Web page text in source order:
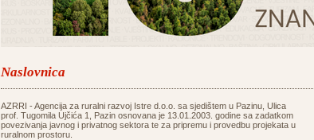
Naslovnica
AZRRI - Agencija za ruralni razvoj Istre d.o.o. sa sjedištem u Pazinu, Ulica
prof. Tugomila Ujčića 1, Pazin osnovana je 13.01.2003. godine sa zadatkom
povezivanja javnog i privatnog sektora te za pripremu i provedbu projekata u
ruralnom prostoru.